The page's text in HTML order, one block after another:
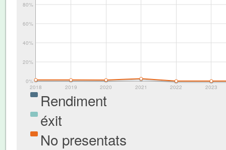
2018 2019 2020 2021 2022 2023
0%
20%
40%
60%
80%
Rendiment
éxit
No presentats